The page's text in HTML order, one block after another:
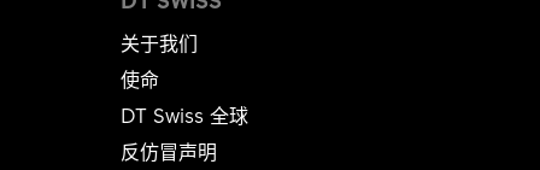
关于我们
使命
DT Swiss 全球
反仿冒声明